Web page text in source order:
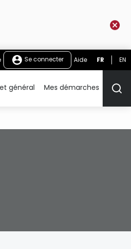
Se connecter Aide FR EN
général Mes démarches